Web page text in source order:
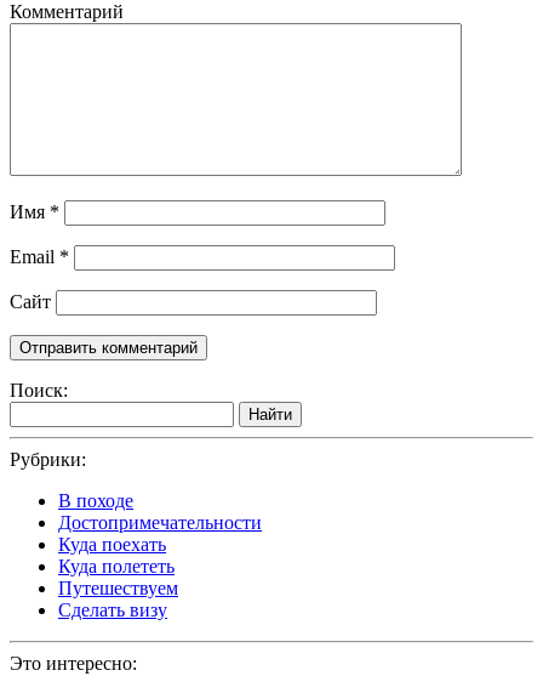
Комментарий
Имя *
Email *
Сайт
Поиск:
Найти
Рубрики:
В походе
Достопримечательности
Куда поехать
Куда полететь
Путешествуем
Сделать визу
Это интересно: